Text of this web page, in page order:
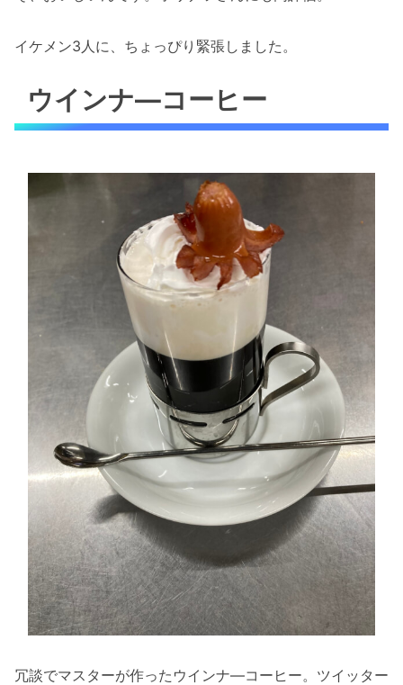
イケメン3人に、ちょっぴり緊張しました。
ウインナ―コーヒー
冗談でマスターが作ったウインナ―コーヒー。ツイッター